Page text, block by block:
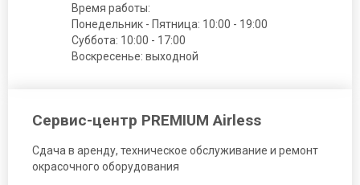
Время работы:
Понедельник - Пятница: 10:00 - 19:00
Суббота: 10:00 - 17:00
Воскресенье: выходной
Сервис-центр PREMIUM Airless
Сдача в аренду, техническое обслуживание и ремонт
окрасочного оборудования